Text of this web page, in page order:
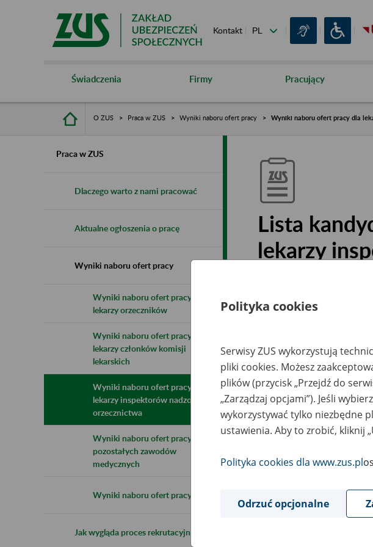
Kontakt
Świadczenia Firmy Pracujący
O ZUS Praca w ZUS Wyniki naboru ofert pracy Wyniki naboru ofert pracy dla
Praca w ZUS
Dlaczego warto z nami pracować
Aktualne ogłoszenia o pracę
Wyniki naboru ofert pracy
Wyniki naboru ofert pracy dla
lekarzy orzeczników
Wyniki naboru ofert pracy dla
lekarzy członków komisji
lekarskich
Wyniki naboru ofert pracy dla
lekarzy inspektorów nadzoru
orzecznictwa
Wyniki naboru ofert pracy dla
pozostałych zawodów
medycznych
Wyniki naboru ofert pracy w IT
Jak wygląda proces rekrutacyjny
Lista
lekarzy
Data publikacji od
Polityka cookies
Serwisy ZUS wykorzystują
pliki cookies. Możesz
plików (przycisk „Przejdź do
„Zarządzaj opcjami”). Jeśli
wykorzystywać tylko niezbędne
ustawienia. Aby to zrobić, kliknij
Polityka cookies dla www.zus.pl
Odrzuć opcjonalne